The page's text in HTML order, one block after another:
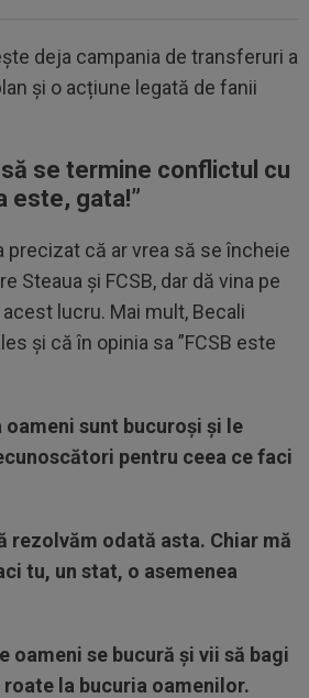
deja campania de transferuri a
și o acțiune legată de fanii
se termine conflictul cu
este, gata!”
precizat că ar vrea să se încheie
Steaua și FCSB, dar dă vina pe
lucru. Mai mult, Becali
și că în opinia sa ”FCSB este
oameni sunt bucuroși și le
pentru ceea ce faci
rezolvăm odată asta. Chiar mă
tu, un stat, o asemenea
oameni se bucură și vii să bagi
la bucuria oamenilor.